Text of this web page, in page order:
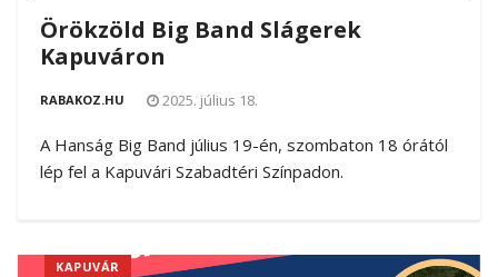
Örökzöld Big Band Slágerek
Kapuváron
RABAKOZ.HU 2025. július 18.
A Hanság Big Band július 19-én, szombaton 18 órától
lép fel a Kapuvári Szabadtéri Színpadon.
KAPUVÁR